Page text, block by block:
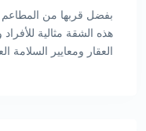
بفضل قربها من المطاعم
هذه الشقة مثالية
العقار ومعايير السلامة